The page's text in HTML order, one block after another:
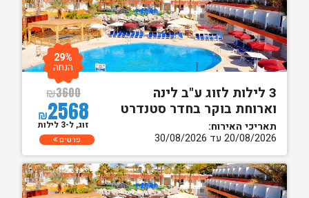
3 לילות לזוג ע"ב לינה
וארוחת בוקר בחדר סטנדרט
תאריכי האירוח:
20/08/2026 עד 30/08/2026
₪3600
₪2568
29%
הנחה
זוג, ל-3 לילות
פרטים